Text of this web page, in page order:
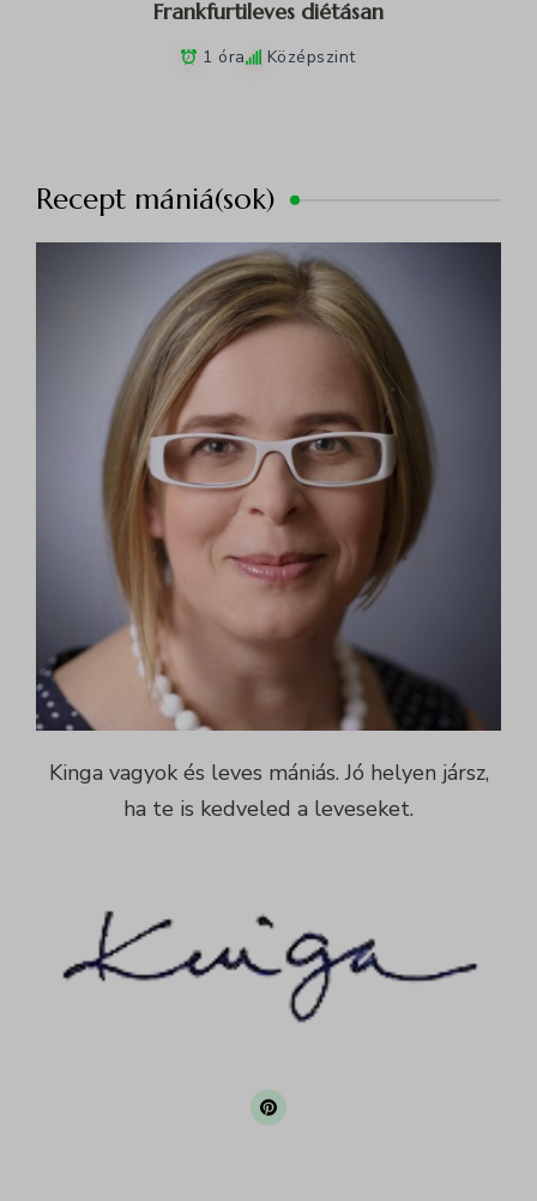
Frankfurtileves diétásan
1 óra Középszint
Recept mániá(sok)
Kinga vagyok és leves mániás. Jó helyen jársz,
ha te is kedveled a leveseket.